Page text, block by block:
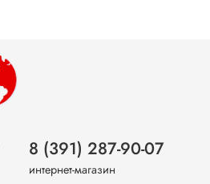
8 (391) 287-90-07
интернет-магазин